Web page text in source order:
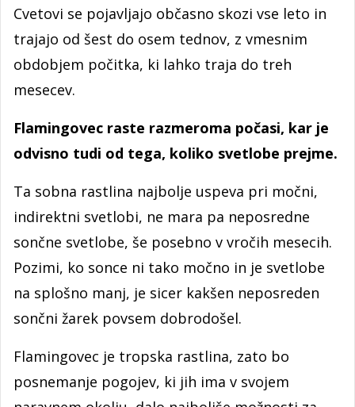
Cvetovi se pojavljajo občasno skozi vse leto in
trajajo od šest do osem tednov, z vmesnim
obdobjem počitka, ki lahko traja do treh
mesecev.
Flamingovec raste razmeroma počasi, kar je
odvisno tudi od tega, koliko svetlobe prejme.
Ta sobna rastlina najbolje uspeva pri močni,
indirektni svetlobi, ne mara pa neposredne
sončne svetlobe, še posebno v vročih mesecih.
Pozimi, ko sonce ni tako močno in je svetlobe
na splošno manj, je sicer kakšen neposreden
sončni žarek povsem dobrodošel.
Flamingovec je tropska rastlina, zato bo
posnemanje pogojev, ki jih ima v svojem